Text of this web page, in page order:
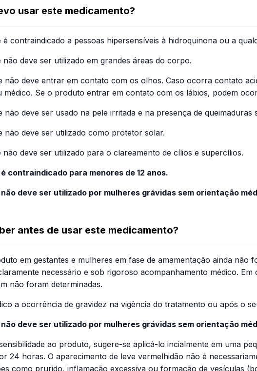
usar este medicamento?
contraindicado a pessoas hipersensíveis à hidroquinona ou a
deve ser utilizado em grandes áreas do corpo.
não deve entrar em contato com os olhos. Caso ocorra contato
médico. Se o produto entrar em contato com os lábios, podem
não deve ser usado na pele irritada e na presença de queimaduras
não deve ser utilizado como protetor solar.
deve ser utilizado para o clareamento de cílios e supercílios.
contraindicado para menores de 12 anos.
deve ser utilizado por mulheres grávidas sem orientação
antes de usar este medicamento?
em gestantes e mulheres em fase de amamentação ainda não
necessário e sob rigoroso acompanhamento médico.
não foram determinadas.
a ocorrência de gravidez na vigência do tratamento ou após o
deve ser utilizado por mulheres grávidas sem orientação
ao produto, sugere-se aplicá-lo incialmente em uma
24 horas. O aparecimento de leve vermelhidão não é
como prurido, inflamação excessiva ou formação de vesículas